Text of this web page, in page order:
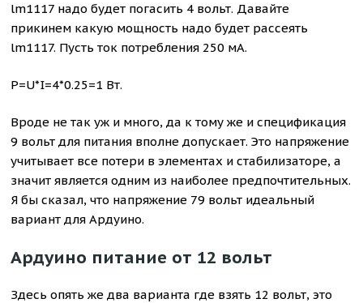
lm1117 надо будет погасить 4 вольт. Давайте
прикинем какую мощность надо будет рассеять
lm1117. Пусть ток потребления 250 мА.
P=U*I=4*0.25=1 Вт.
Вроде не так уж и много, да к тому же и спецификация
9 вольт для питания вполне допускает. Это напряжение
учитывает все потери в элементах и стабилизаторе, а
значит является одним из наиболее предпочтительных.
Я бы сказал, что напряжение 79 вольт идеальный
вариант для Ардуино.
Ардуино питание от 12 вольт
Здесь опять же два варианта где взять 12 вольт, это